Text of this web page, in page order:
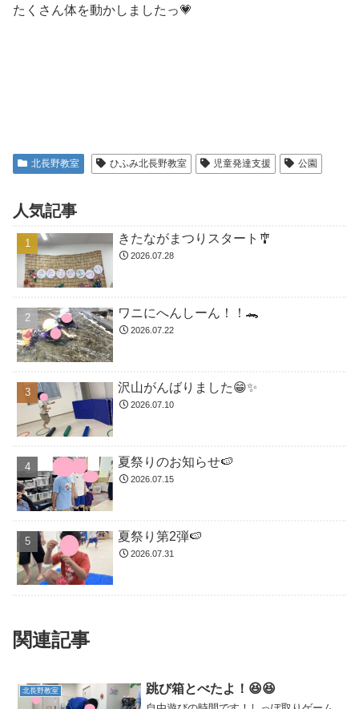
たくさん体を動かしましたっ💗
北長野教室 ひふみ北長野教室 児童発達支援 公園
人気記事
きたながまつりスタート🎐
2026.07.28
ワニにへんしーん！！🐊
2026.07.22
沢山がんばりました😁✨
2026.07.10
夏祭りのお知らせ🍉
2026.07.15
夏祭り第2弾🍉
2026.07.31
関連記事
北長野教室 跳び箱とべたよ！😆😆